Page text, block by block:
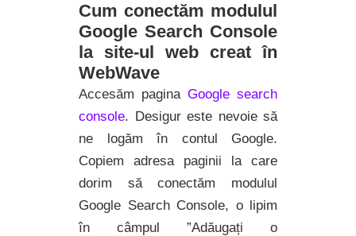
Cum conectăm modulul
Google Search Console
la site-ul web creat în
WebWave
Accesăm pagina Google search
console. Desigur este nevoie să
ne logăm în contul Google.
Copiem adresa paginii la care
dorim să conectăm modulul
Google Search Console, o lipim
în câmpul ”Adăugați o